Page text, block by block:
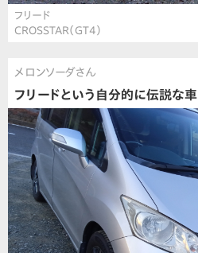
フリード
CROSSTAR（GT4）
メロンソーダさん
フリードという自分的に伝説な車